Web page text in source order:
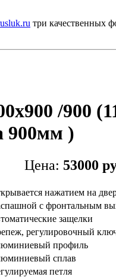
три качественных
/900
900мм )
Цена: 53000
нажатием на
с фронтальным
защелки
регулировочный
профиль
сплав
петля